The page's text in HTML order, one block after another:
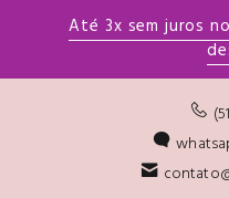
Até 3x sem juros